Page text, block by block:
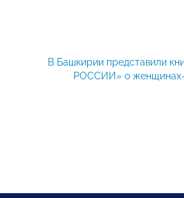
В Башкирии представили
РОССИИ» о женщинах-